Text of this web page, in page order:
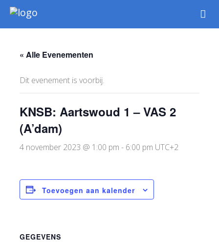
Nieuws
Extern
Jeugd
WSK Toernooi
Agenda
Informatie
Archief
« Alle Evenementen
Dit evenement is voorbij.
KNSB: Aartswoud 1 – VAS 2
(A’dam)
4 november 2023 @ 1:00 pm - 6:00 pm UTC+2
Toevoegen aan kalender
GEGEVENS